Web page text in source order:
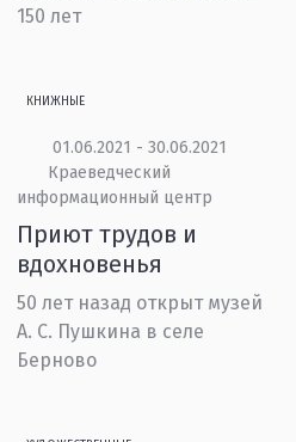
150 лет
КНИЖНЫЕ
01.06.2021 - 30.06.2021
Краеведческий
информационный центр
Приют трудов и
вдохновенья
50 лет назад открыт музей
А. С. Пушкина в селе
Берново